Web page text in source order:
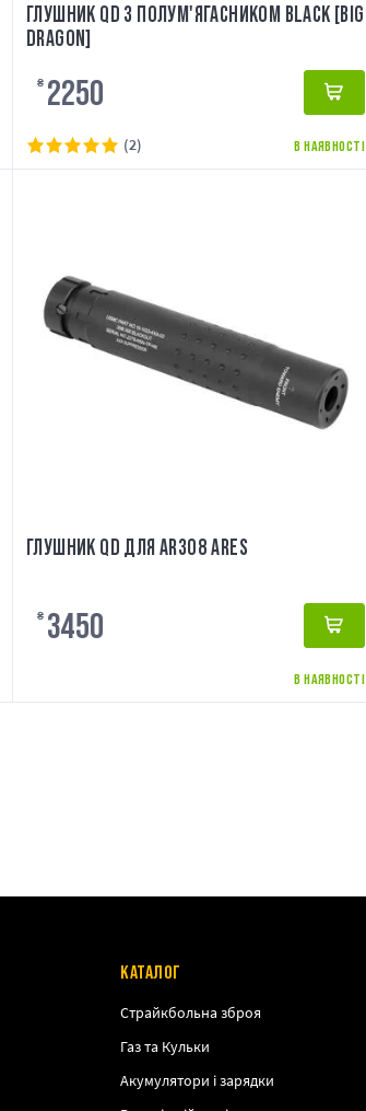
ГЛУШНИК QD З ПОЛУМ'ЯГАСНИКОМ BLACK [BIG
DRAGON]
₴ 2250
В НАЯВНОСТІ
(2)
ГЛУШНИК QD ДЛЯ AR308 ARES
₴ 3450
В НАЯВНОСТІ
КАТАЛОГ
Страйкбольна зброя
Газ та Кульки
Акумулятори і зарядки